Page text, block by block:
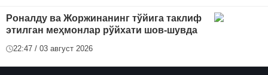
Роналду ва Жоржинанинг тўйига таклиф
этилган меҳмонлар рўйхати шов-шувда
22:47 / 03 август 2026